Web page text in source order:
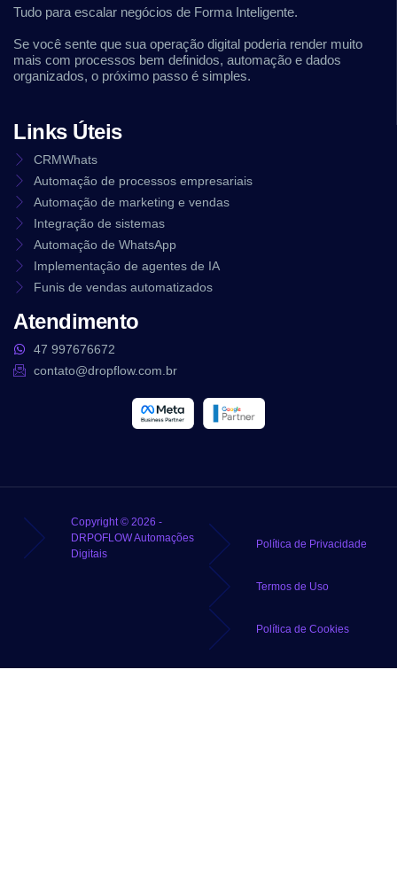
Tudo para escalar negócios de Forma Inteligente.
Se você sente que sua operação digital poderia render muito
mais com processos bem definidos, automação e dados
organizados, o próximo passo é simples.
Links Úteis
CRMWhats
Automação de processos empresariais
Automação de marketing e vendas
Integração de sistemas
Automação de WhatsApp
Implementação de agentes de IA
Funis de vendas automatizados
Atendimento
47 997676672
contato@dropflow.com.br
Copyright © 2026 -
DRPOFLOW Automações
Digitais
Política de Privacidade
Termos de Uso
Política de Cookies